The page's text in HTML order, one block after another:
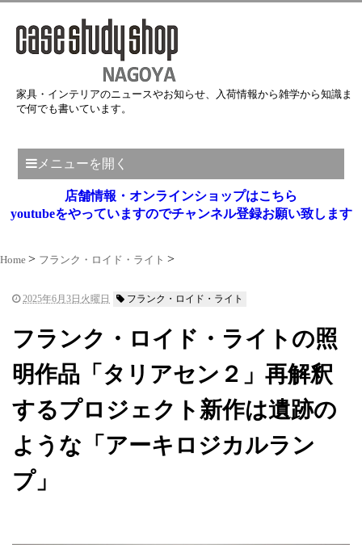
家具・インテリアのニュースやお知らせ、入荷情報から雑学から知識ま
で何でも書いています。
メニューを開く
店舗情報・オンラインショップはこちら
youtubeをやっていますのでチャンネル登録お願い致します
Home フランク・ロイド・ライト
2025年6月3日火曜日 フランク・ロイド・ライト
フランク・ロイド・ライトの照
明作品「タリアセン２」再解釈
するプロジェクト新作は遺跡の
ような「アーキロジカルラン
プ」